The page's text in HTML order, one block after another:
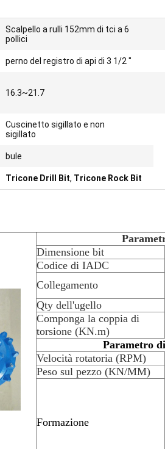
Scalpello a rulli 152mm di tci a 6
pollici
perno del registro di api di 3 1/2 "
16.3~21.7
Cuscinetto sigillato e non
sigillato
bule
Tricone Drill Bit, Tricone Rock Bit
Dimensione bit
Codice di IADC
Collegamento
Qty dell'ugello
Componga la coppia di
torsione (KN.m)
Parametro
Velocità rotatoria (RPM)
Peso sul pezzo (KN/MM)
Formazione